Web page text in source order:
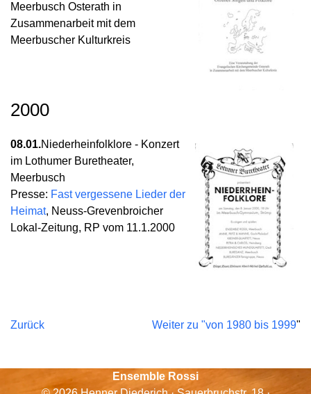
Meerbusch Osterath in
Zusammenarbeit mit dem
Meerbuscher Kulturkreis
2000
08.01.Niederheinfolklore - Konzert
im Lothumer Buretheater,
Meerbusch
Presse: Fast vergessene Lieder der
Heimat, Neuss-Grevenbroicher
Lokal-Zeitung, RP vom 11.1.2000
Weiter zu "von 1980 bis 1999"
Zurück
Ensemble Rossi